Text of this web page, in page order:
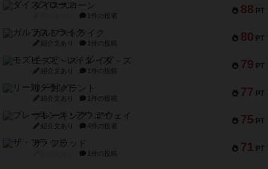
88 PT
ダイススローン
1件の投稿
80 PT
ガルフストライク
紹介文あり 1件の投稿
79 PT
モズビ－ズ・レイダ－ズ
紹介文あり 1件の投稿
77 PT
リー対グラント
紹介文あり 1件の投稿
75 PT
ブレーキング・アウェイ
紹介文あり 4件の投稿
71 PT
ザ・フラッド
1件の投稿